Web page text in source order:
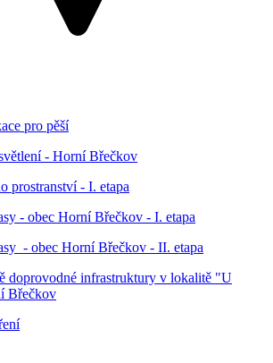
pro pěší
- Horní Břečkov
prostranství - I. etapa
- obec Horní Břečkov - I. etapa
- obec Horní Břečkov - II. etapa
doprovodné infrastruktury v lokalitě "U
Břečkov